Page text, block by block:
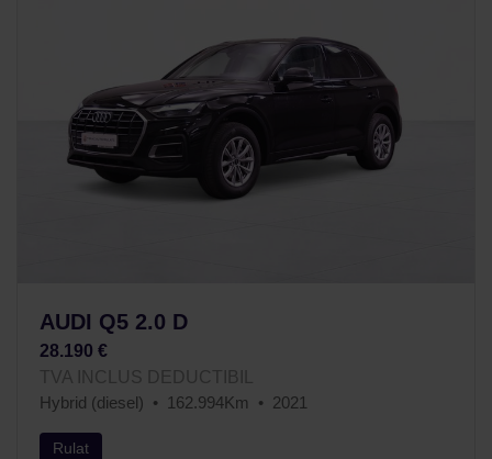
AUDI Q5 2.0 D
28.190 €
TVA INCLUS DEDUCTIBIL
Hybrid (diesel)
162.994Km 2021
Rulat